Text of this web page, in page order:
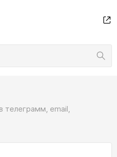
телеграмм, email,